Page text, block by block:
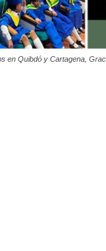
en Quibdó y Cartagena,